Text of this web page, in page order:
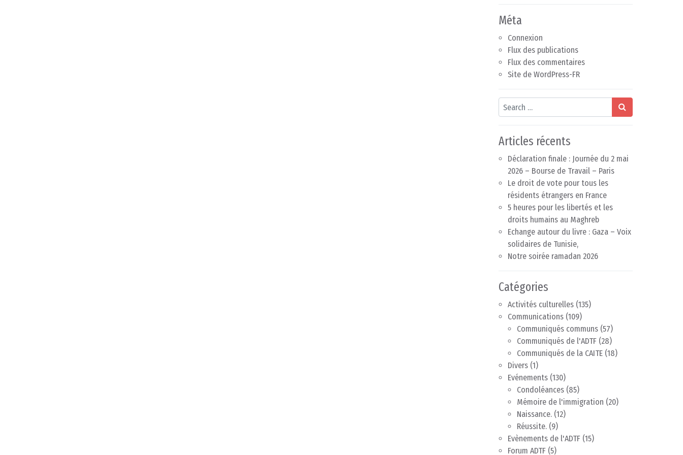
Méta
Connexion
Flux des publications
Flux des commentaires
Site de WordPress-FR
Search
Articles récents
Déclaration finale : Journée du 2 mai
2026 – Bourse de Travail – Paris
Le droit de vote pour tous les
résidents étrangers en France
5 heures pour les libertés et les
droits humains au Maghreb
Echange autour du livre : Gaza – Voix
solidaires de Tunisie,
Notre soirée ramadan 2026
Catégories
Activités culturelles (135)
Communications (109)
Communiqués communs (57)
Communiqués de l'ADTF (28)
Communiqués de la CAITE (18)
Divers (1)
Evénements (130)
Condoléances (85)
Mémoire de l'immigration (20)
Naissance. (12)
Réussite. (9)
Evènements de l'ADTF (15)
Forum ADTF (5)